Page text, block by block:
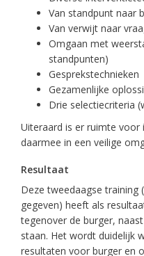
Van standpunt naar
Van verwijt naar
Omgaan met
standpunten)
Gesprekstechnieken
Gezamenlijke
Drie selectiecriteria
Uiteraard is er ruimte voor
daarmee in een veilige
Resultaat
Deze tweedaagse training
gegeven) heeft als
tegenover de burger,
staan. Het wordt duidelijk
resultaten voor burger en